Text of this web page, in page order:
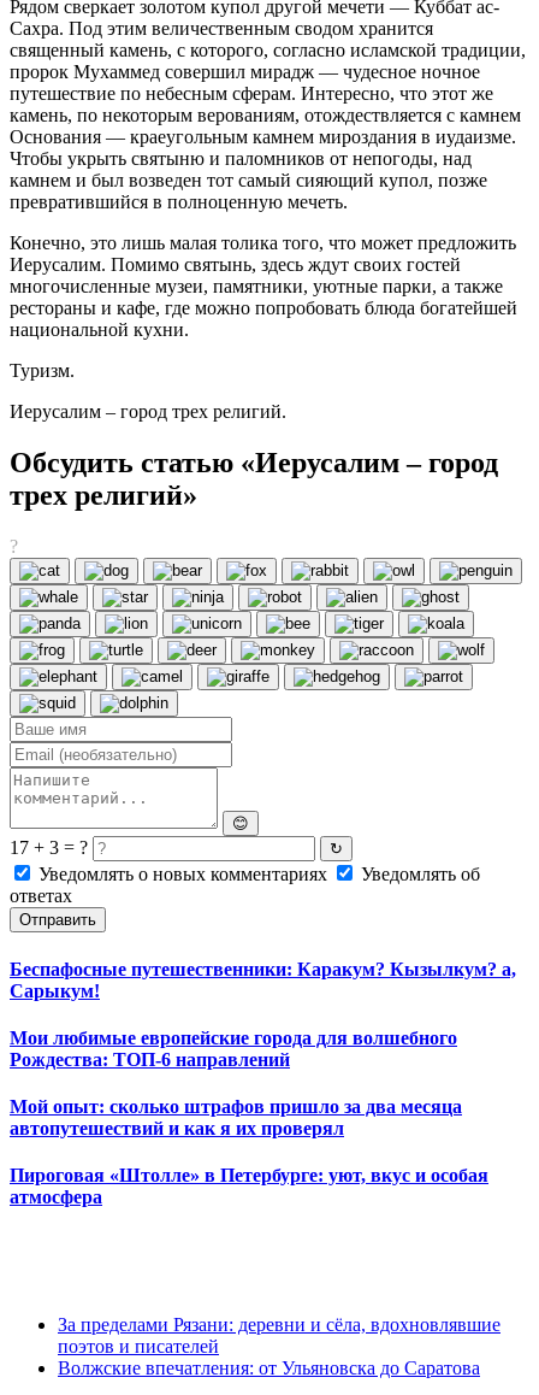
Рядом сверкает золотом купол другой мечети — Куббат ас-
Сахра. Под этим величественным сводом хранится
священный камень, с которого, согласно исламской традиции,
пророк Мухаммед совершил мирадж — чудесное ночное
путешествие по небесным сферам. Интересно, что этот же
камень, по некоторым верованиям, отождествляется с камнем
Основания — краеугольным камнем мироздания в иудаизме.
Чтобы укрыть святыню и паломников от непогоды, над
камнем и был возведен тот самый сияющий купол, позже
превратившийся в полноценную мечеть.
Конечно, это лишь малая толика того, что может предложить
Иерусалим. Помимо святынь, здесь ждут своих гостей
многочисленные музеи, памятники, уютные парки, а также
рестораны и кафе, где можно попробовать блюда богатейшей
национальной кухни.
Туризм.
Иерусалим – город трех религий.
Обсудить статью «Иерусалим – город
трех религий»
?
😊
17 + 3 = ? ↻
Уведомлять о новых комментариях
Уведомлять об
ответах
Отправить
Беспафосные путешественники: Каракум? Кызылкум? а,
Сарыкум!
Мои любимые европейские города для волшебного
Рождества: ТОП-6 направлений
Мой опыт: сколько штрафов пришло за два месяца
автопутешествий и как я их проверял
Пироговая «Штолле» в Петербурге: уют, вкус и особая
атмосфера
За пределами Рязани: деревни и сёла, вдохновлявшие
поэтов и писателей
Волжские впечатления: от Ульяновска до Саратова